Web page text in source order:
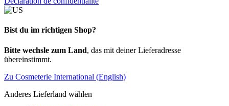
Bist du im richtigen Shop?
Bitte wechsle zum Land, das mit deiner Lieferadresse
übereinstimmt.
Zu Cosmeterie International (English)
Anderes Lieferland wählen